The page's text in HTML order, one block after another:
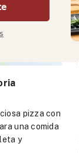
pizza con
una comida
y